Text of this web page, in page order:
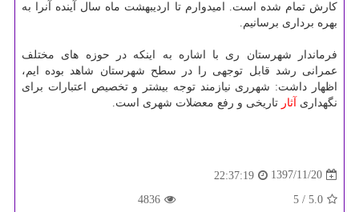
كارش تمام شده است. امیدوارم تا اردیبهشت ماه سال آینده آنرا به
بهره برداری برسانیم.
فرماندار شهرستان ری با اشاره به اینكه در حوزه های مختلف
عمرانی رشد قابل توجهی را در سطح شهرستان شاهد بوده ایم،
اظهار داشت: شهرری نیازمند توجه بیشتر و تخصیص اعتبارات برای
نگهداری آثار تاریخی و رفع معضلات شهری است.
1397/11/20
22:37:19
5.0
/ 5
4836